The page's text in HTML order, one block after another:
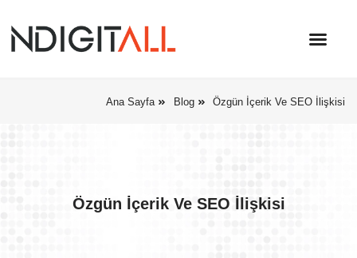
Ana Sayfa Blog Özgün İçerik Ve SEO İlişkisi
Özgün İçerik Ve SEO İlişkisi